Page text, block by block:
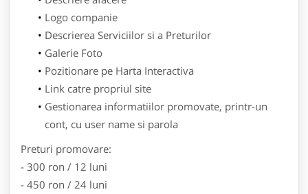
Logo companie
Descrierea Serviciilor si a Preturilor
Galerie Foto
Pozitionare pe Harta Interactiva
Link catre propriul site
Gestionarea informatiilor promovate, printr-un
cont, cu user name si parola
Preturi promovare:
- 300 ron / 12 luni
- 450 ron / 24 luni